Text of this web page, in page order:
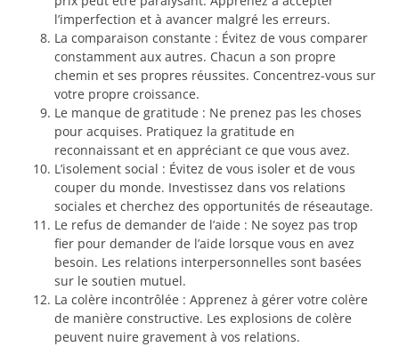
l’imperfection et à avancer malgré les erreurs.
La comparaison constante : Évitez de vous comparer
constamment aux autres. Chacun a son propre
chemin et ses propres réussites. Concentrez-vous sur
votre propre croissance.
Le manque de gratitude : Ne prenez pas les choses
pour acquises. Pratiquez la gratitude en
reconnaissant et en appréciant ce que vous avez.
L’isolement social : Évitez de vous isoler et de vous
couper du monde. Investissez dans vos relations
sociales et cherchez des opportunités de réseautage.
Le refus de demander de l’aide : Ne soyez pas trop
fier pour demander de l’aide lorsque vous en avez
besoin. Les relations interpersonnelles sont basées
sur le soutien mutuel.
La colère incontrôlée : Apprenez à gérer votre colère
de manière constructive. Les explosions de colère
peuvent nuire gravement à vos relations.